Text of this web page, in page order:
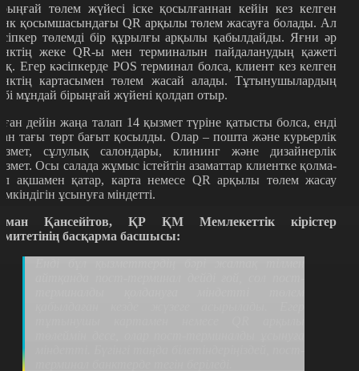
төлем жүйесі іске қосылғаннан кейін кез келген
қосымшасындағы QR арқылы төлем жасауға болады. Ал
төлемді бір құрылғы арқылы қабылдайды. Яғни әр
жеке QR-ы мен терминалын пайдаланудың қажеті
Егер кәсіпкерде POS терминал болса, клиент кез келген
картасымен төлем жасай алады. Тұтынушылардың
мұндай бірыңғай жүйені қолдап отыр.
дейін жаңа талап 14 қызмет түріне қатысты болса, енді
тағы төрт бағыт қосылды. Олар – пошта және курьерлік
сұлулық салондары, клининг және дизайнерлік
Осы салада жұмыс істейтін азаматтар клиентке қолма-
ақшамен қатар, карта немесе QR арқылы төлем жасау
ұсынуға міндетті.
Қансейітов, ҚР ҚМ Мемлекеттік кірістер
басқарма басшысы: